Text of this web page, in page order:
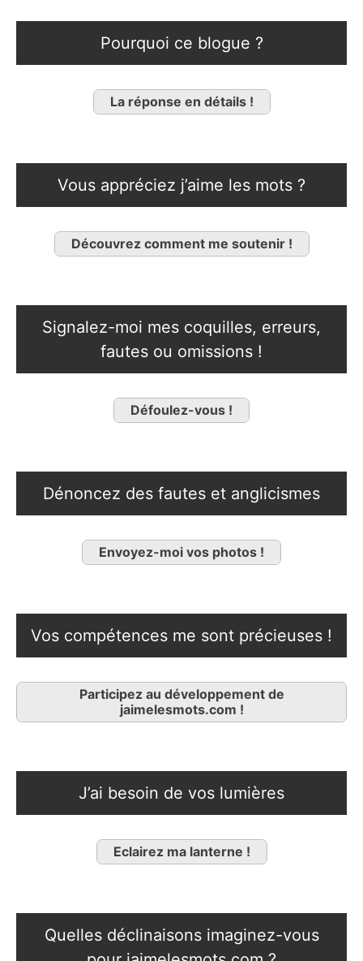
Pourquoi ce blogue ?
La réponse en détails !
Vous appréciez j’aime les mots ?
Découvrez comment me soutenir !
Signalez-moi mes coquilles, erreurs,
fautes ou omissions !
Défoulez-vous !
Dénoncez des fautes et anglicismes
Envoyez-moi vos photos !
Vos compétences me sont précieuses !
Participez au développement de
jaimelesmots.com !
J’ai besoin de vos lumières
Eclairez ma lanterne !
Quelles déclinaisons imaginez-vous